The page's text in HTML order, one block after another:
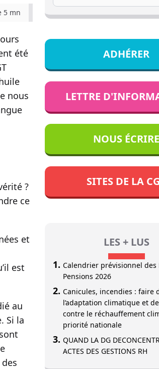
5 mn
été
nous
?
ce
et
est
au
Si la
ADHÉRER
LETTRE
NOUS ÉCRIRE
SITES DE LA
LES + LUS
Calendrier prévisionnel des
Pensions 2026
Canicules, incendies : faire
l’adaptation climatique et
contre le réchauffement
priorité nationale
QUAND LA DG
ACTES DES GESTIONS RH